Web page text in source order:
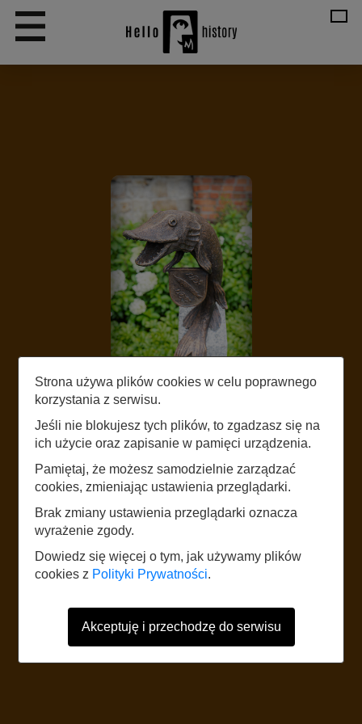
LISTEN
SZCZUPAK JULEK
START
The website uses mobile data according to the standard rates of the
network operator. It is recommended to have a tariff with mobile internet.
Foreign users should refer to the current Internet data roaming tariff table.
Strona używa plików cookies w celu poprawnego
korzystania z serwisu.
Jeśli nie blokujesz tych plików, to zgadzasz się na
ich użycie oraz zapisanie w pamięci urządzenia.
Pamiętaj, że możesz samodzielnie zarządzać
cookies, zmieniając ustawienia przeglądarki.
Brak zmiany ustawienia przeglądarki oznacza
wyrażenie zgody.
Dowiedz się więcej o tym, jak używamy plików
cookies z Polityki Prywatności.
Akceptuję i przechodzę do serwisu